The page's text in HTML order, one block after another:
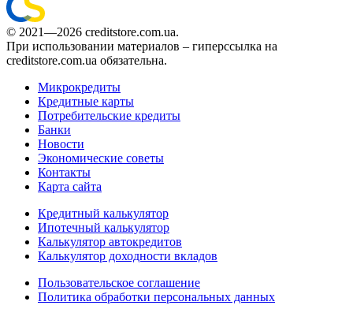
© 2021—2026 creditstore.com.ua.
При использовании материалов – гиперссылка на
creditstore.com.ua обязательна.
Микрокредиты
Кредитные карты
Потребительские кредиты
Банки
Новости
Экономические советы
Контакты
Карта сайта
Кредитный калькулятор
Ипотечный калькулятор
Калькулятор автокредитов
Калькулятор доходности вкладов
Пользовательское соглашение
Политика обработки персональных данных